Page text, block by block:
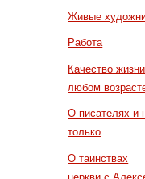
Живые
Работа
Качество
любом
О писателях и
только
О таинствах